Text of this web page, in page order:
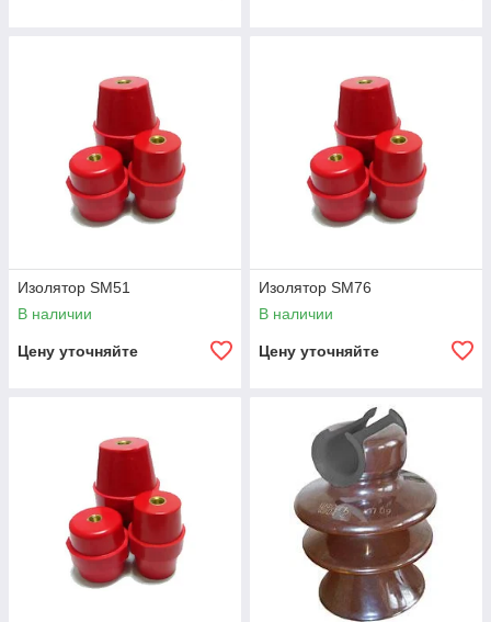
Изолятор SM51
В наличии
Цену уточняйте
Изолятор SM76
В наличии
Цену уточняйте